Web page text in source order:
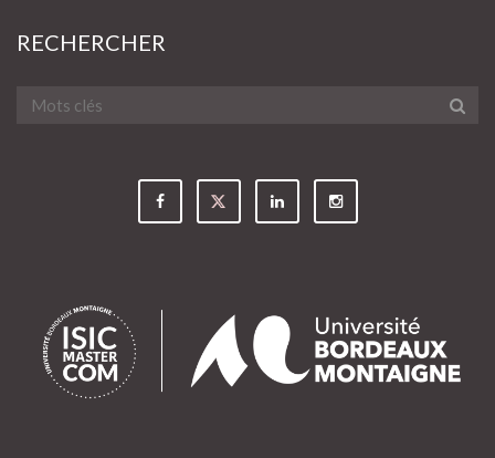
RECHERCHER